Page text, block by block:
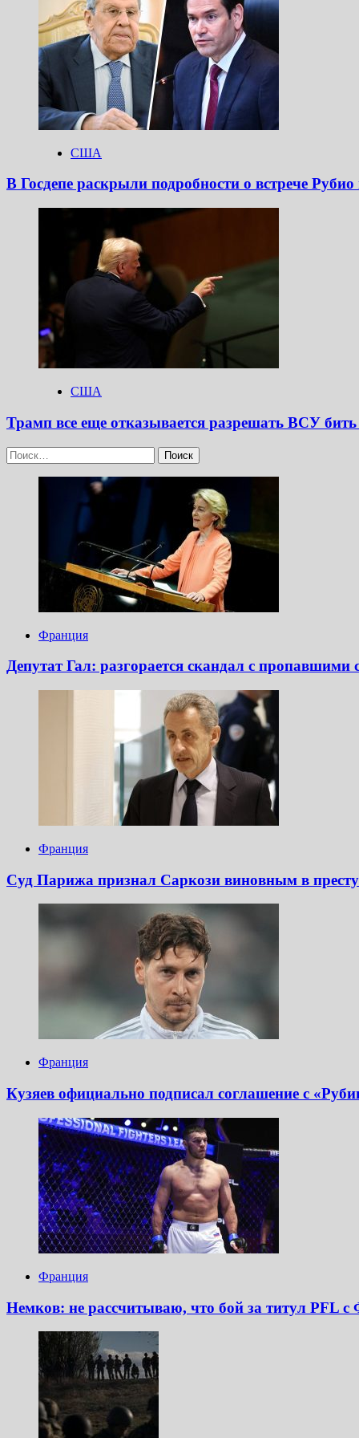
США
В Госдепе раскрыли подробности о встрече
США
Трамп все еще отказывается разрешать ВСУ
Найти:
Франция
Депутат Гал: разгорается скандал с
Франция
Суд Парижа признал Саркози виновным в
Франция
Кузяев официально подписал соглашение с
Франция
Немков: не рассчитываю, что бой за титул PFL с